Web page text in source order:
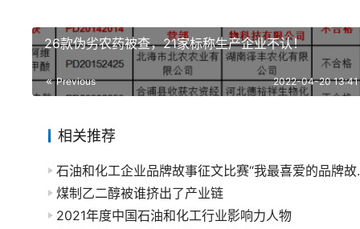
26款伪劣农药被查，21家标称生产企业不认！
Previous 2022-04-20 13:41
相关推荐
石油和化工
煤制乙二醇被谁挤出了产业链
2021年度中国石油和化工行业影响力人物